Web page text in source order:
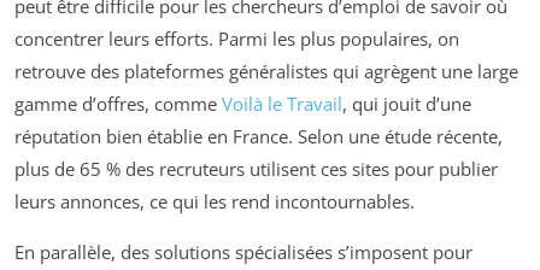
peut être difficile pour les chercheurs d’emploi de savoir où
concentrer leurs efforts. Parmi les plus populaires, on
retrouve des plateformes généralistes qui agrègent une large
gamme d’offres, comme Voilà le Travail, qui jouit d’une
réputation bien établie en France. Selon une étude récente,
plus de 65 % des recruteurs utilisent ces sites pour publier
leurs annonces, ce qui les rend incontournables.
En parallèle, des solutions spécialisées s’imposent pour